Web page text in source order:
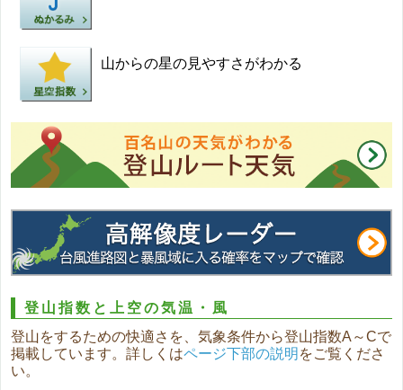
山からの星の見やすさがわかる
登山指数と上空の気温・風
登山をするための快適さを、気象条件から登山指数A～Cで
掲載しています。詳しくはページ下部の説明 をご覧くださ
い。